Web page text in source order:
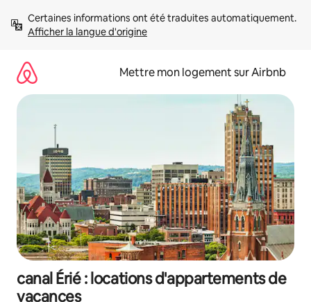
directement
Afficher la langue d'origine
Mettre mon logement sur Airbnb
canal Érié : locations d'appartements de
vacances